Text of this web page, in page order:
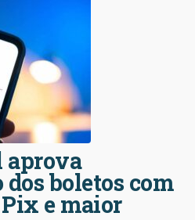
aprova
boletos com
e maior